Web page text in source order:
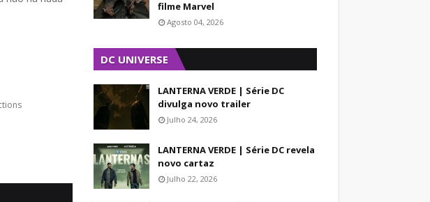
filme Marvel
Agosto 04, 2026
DC UNIVERSE
LANTERNA VERDE | Série DC
divulga novo trailer
Julho 24, 2026
LANTERNA VERDE | Série DC revela
novo cartaz
Julho 22, 2026